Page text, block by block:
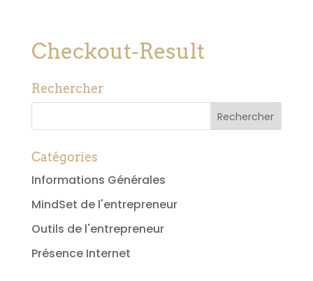
Checkout-Result
Rechercher
Catégories
Informations Générales
MindSet de l'entrepreneur
Outils de l'entrepreneur
Présence Internet